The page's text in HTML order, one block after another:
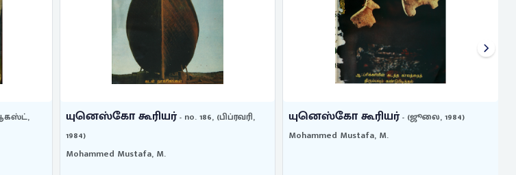
யுனெஸ்கோ கூரியர்- no. 186, (பிப்ரவரி,
1984)
Mohammed Mustafa, M.
யுனெஸ்கோ கூரியர்- (ஜூலை, 1984)
Mohammed Mustafa, M.